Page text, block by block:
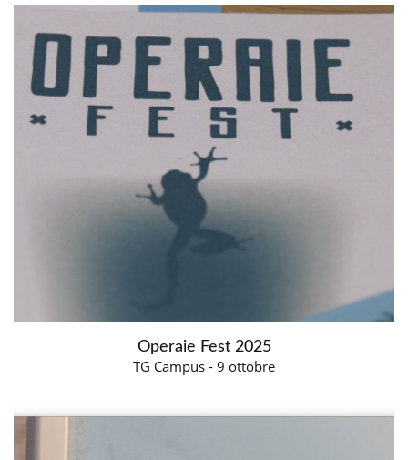
Operaie Fest 2025
TG Campus - 9 ottobre